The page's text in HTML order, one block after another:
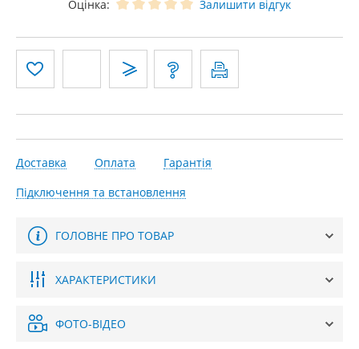
Оцінка: Залишити відгук
Доставка Оплата
Гарантія
Підключення та встановлення
ГОЛОВНЕ ПРО ТОВАР
ХАРАКТЕРИСТИКИ
ФОТО-ВІДЕО